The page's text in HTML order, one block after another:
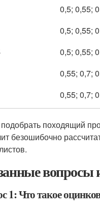
0,5; 0,55;
0,5; 0,55;
0,5; 0,55;
0,55; 0,7;
0,55; 0,7;
походящий
безошибочно
вопросы
1: Что такое